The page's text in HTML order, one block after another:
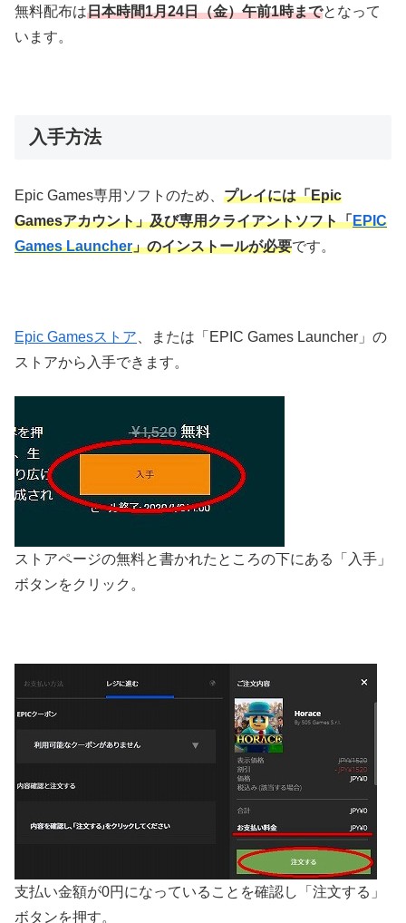
無料配布は日本時間1月24日（金）午前1時までとなって
います。
入手方法
Epic Games専用ソフトのため、 プレイには「Epic
Gamesアカウント」及び専用クライアントソフト「EPIC
Games Launcher」のインストールが必要です。
Epic Gamesストア 、または「EPIC Games Launcher」の
ストアから入手できます。
ストアページの無料と書かれたところの下にある「入手」
ボタンをクリック。
支払い金額が0円になっていることを確認し「注文する」
ボタンを押す。